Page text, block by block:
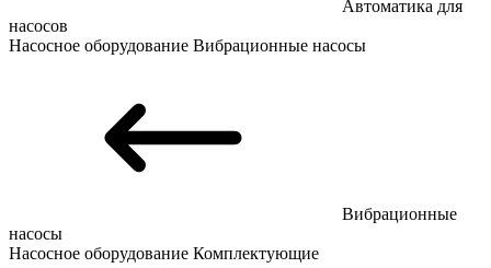
Автоматика для
насосов
Насосное оборудование Вибрационные насосы
Вибрационные
насосы
Насосное оборудование Комплектующие